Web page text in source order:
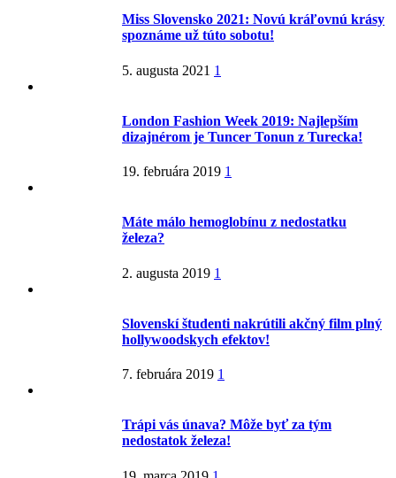
Miss Slovensko 2021: Novú kráľovnú krásy
spoznáme už túto sobotu!
5. augusta 2021 1
London Fashion Week 2019: Najlepším
dizajnérom je Tuncer Tonun z Turecka!
19. februára 2019 1
Máte málo hemoglobínu z nedostatku
železa?
2. augusta 2019 1
Slovenskí študenti nakrútili akčný film plný
hollywoodskych efektov!
7. februára 2019 1
Trápi vás únava? Môže byť za tým
nedostatok železa!